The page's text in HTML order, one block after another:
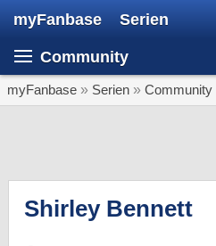
myFanbase Serien
Community
myFanbase » Serien » Community
Shirley Bennett
SERIEN